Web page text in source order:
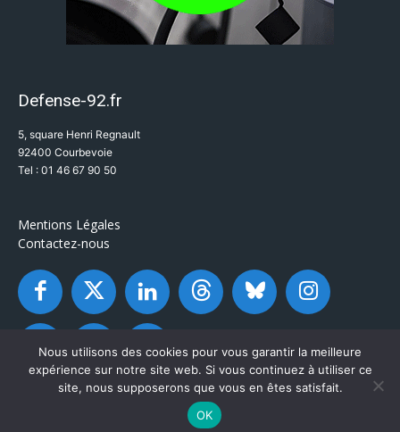
Defense-92.fr
5, square Henri Regnault
92400 Courbevoie
Tel : 01 46 67 90 50
Mentions Légales
Contactez-nous
© Defense-92.fr - Tous droits réservés 2003 / 2026
Nous utilisons des cookies pour vous garantir la meilleure
expérience sur notre site web. Si vous continuez à utiliser ce
site, nous supposerons que vous en êtes satisfait.
OK